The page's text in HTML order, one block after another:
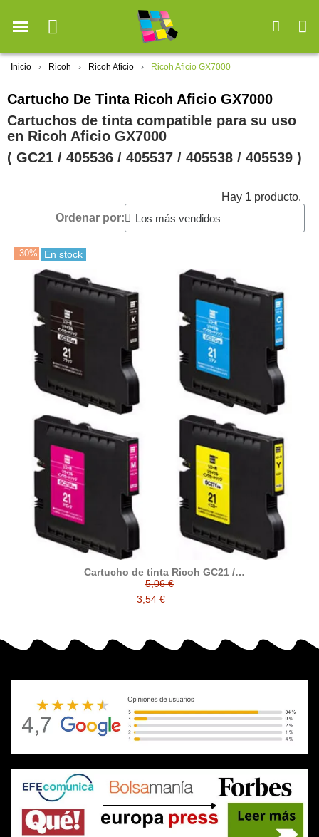
Inicio Ricoh Ricoh Aficio Ricoh Aficio GX7000
Cartucho De Tinta Ricoh Aficio GX7000
Cartuchos de tinta compatible para su uso
en Ricoh Aficio GX7000
( GC21 / 405536 / 405537 / 405538 / 405539 )
Hay 1 producto.
Ordenar por:
-30% En stock
Cartucho de tinta Ricoh GC21 /
GX2500/3000/3050/5050/7000 compatible al original Ricoh
405536 / 405537 / 405538 / 405539
5,06 €
3,54 €